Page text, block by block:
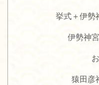
挙式＋伊勢
伊勢神
猿田彦